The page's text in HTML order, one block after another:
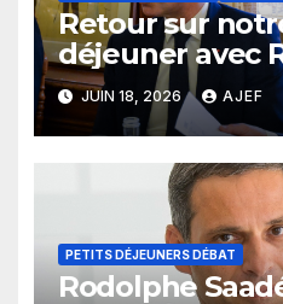
Retour sur
déjeuner avec
Saadé
JUIN 18, 2026 AJEF
PETITS DÉJEUNERS DÉBAT
Rodolphe